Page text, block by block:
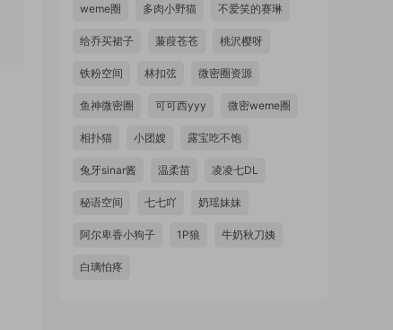
weme圈 多肉小野猫 不爱笑的赛琳
给乔买裙子 蒹葭苍苍 桃沢樱呀
铁粉空间 林扣弦 微密圈资源
鱼神微密圈 可可西yyy 微密weme圈
相扑猫 小团嫂 露宝吃不饱
兔牙sinar酱 温柔苗 凌凌七DL
秘语空间 七七吖 奶瑶妹妹
阿尔卑香小狗子 1P狼 牛奶秋刀姨
白璃怕疼